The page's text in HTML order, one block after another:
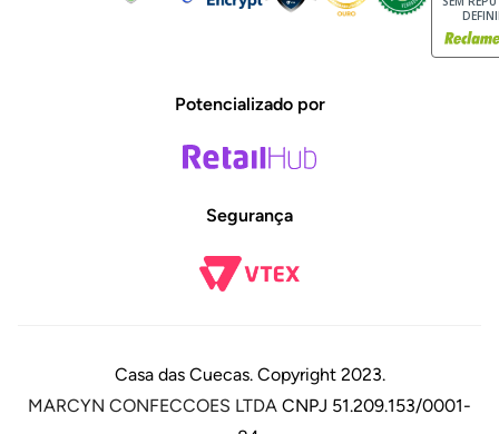
Potencializado por
Segurança
Casa das Cuecas. Copyright 2023.
MARCYN CONFECCOES LTDA CNPJ 51.209.153/0001-